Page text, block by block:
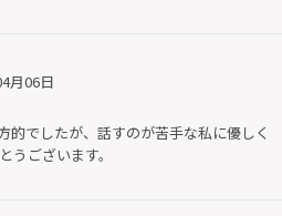
月06日
的でしたが、話すのが苦手な私に優しく
うございます。